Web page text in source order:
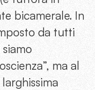
bicamerale. In
da tutti
ma al